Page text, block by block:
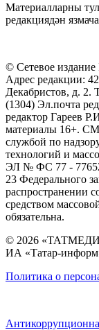
Материалларны
редакциядән
© Сетевое
Адрес редакции:
Декабристов, д. 2.
(1304) Эл.почта
редактор Гареев
материалы 16+.
службой по
технологий и
ЭЛ № ФС 77 - 77652
23 Федерального
распространении
средством
обязательна.
© 2026
ИА «Татар-
Политика о